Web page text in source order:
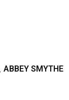
ABBEY SMYTHE